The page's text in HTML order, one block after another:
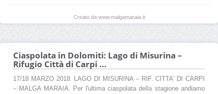
Creato da www.malgamaraia.it
Ciaspolata in Dolomiti: Lago di Misurina –
Rifugio Città di Carpi ...
17/18 MARZO 2018. LAGO DI MISURINA – RIF. CITTA' DI CARPI
– MALGA MARAIA. Per l'ultima ciaspolata della stagione andiamo